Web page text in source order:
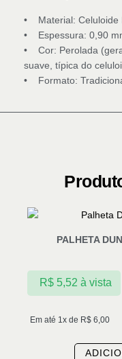
• Material: Celuloide
• Espessura: 0,90
• Cor: Perolada
suave, típica do
• Formato:
PALHETA
Em até 1x de R$ 6,00
R$5,52 à vista